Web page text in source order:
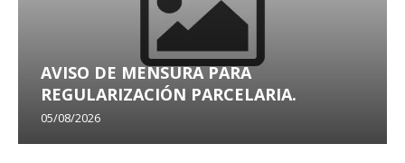
AVISO DE MENSURA PARA
REGULARIZACIÓN PARCELARIA.
05/08/2026